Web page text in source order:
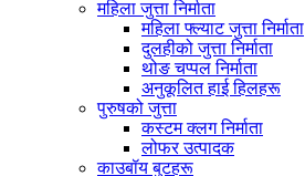
महिला जुत्ता निर्माता
महिला फ्ल्याट जुत्ता निर्माता
दुलहीको जुत्ता निर्माता
थोङ चप्पल निर्माता
अनुकूलित हाई हिलहरू
पुरुषको जुत्ता
कस्टम क्लग निर्माता
लोफर उत्पादक
काउबॉय बुटहरू